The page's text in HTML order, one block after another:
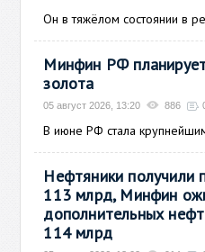
Он в тяжёлом состоянии в
Минфин РФ
золота
05 август 2026, 13:20 886
В июне РФ стала
Нефтяники получили
113 млрд, Минфин
дополнительных
114 млрд